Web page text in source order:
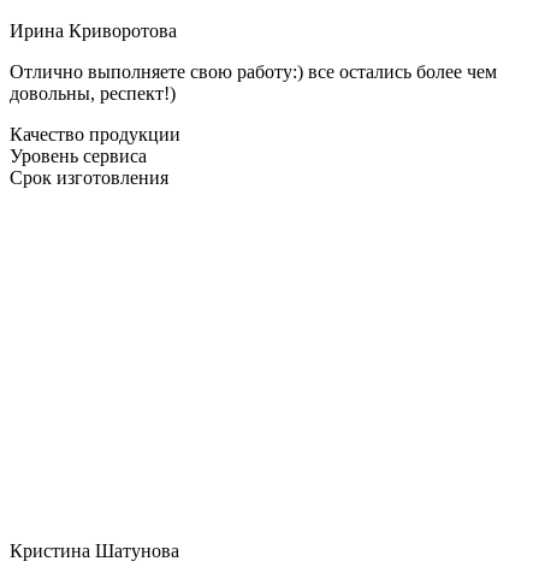
Ирина Криворотова
Отлично выполняете свою работу:) все остались более чем
довольны, респект!)
Качество продукции
Уровень сервиса
Срок изготовления
Кристина Шатунова